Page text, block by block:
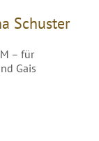
Schuster
– für
Gais